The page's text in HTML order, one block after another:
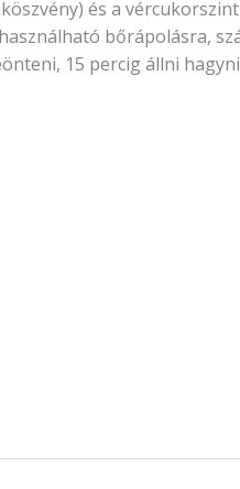
és a
bőrápolásra,
15 percig állni